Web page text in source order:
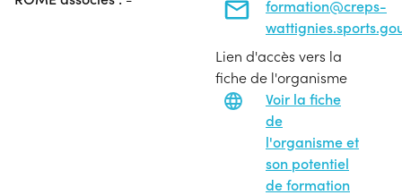
formation@creps-
Lien d'accès vers la
fiche de l'organisme
Voir la fiche
de
l'organisme et
son potentiel
de formation